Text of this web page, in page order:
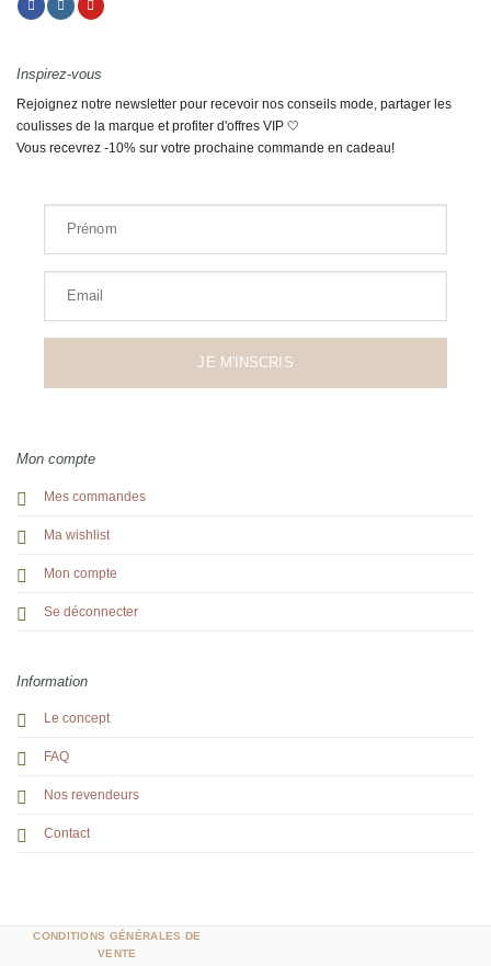
Mon compte
Mes commandes
Ma wishlist
Mon compte
Se déconnecter
Information
Le concept
FAQ
Nos revendeurs
Contact
Inspirez-vous
Rejoignez notre newsletter pour recevoir nos conseils mode, partager les
coulisses de la marque et profiter d'offres VIP 🤍
Vous recevrez -10% sur votre prochaine commande en cadeau!
Prénom
Email
JE M'INSCRIS
CONDITIONS GÉNÉRALES DE
VENTE